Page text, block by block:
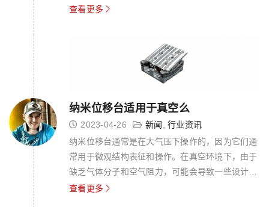
磁驱动：利用电磁感应原理，通过交变电流在线圈
接，通过外加电压或电流来实现微小位移...
查看更多
纳米位移台适用于真空么
2023-04-26 新闻
行业资讯
纳米位移台通常是在大气压下操作的，因为它们通
常用于微观结构表征和操作。在真空环境下，由于
缺乏气体分子和空气阻力，可能会导致一些设计上
的挑战和困难。例如，真空环境下需要采用不同的
查看更多